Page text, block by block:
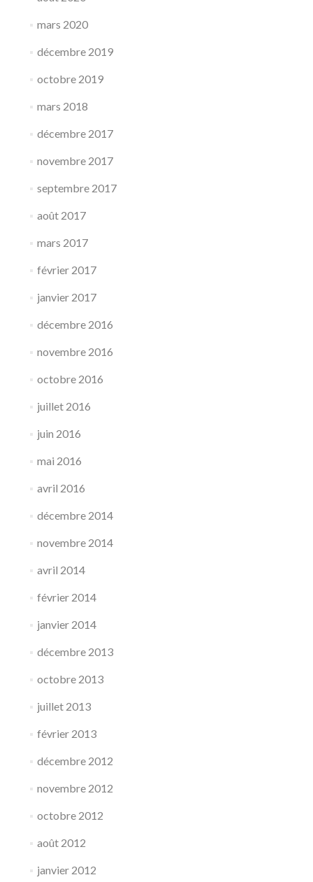
mars 2020
décembre 2019
octobre 2019
mars 2018
décembre 2017
novembre 2017
septembre 2017
août 2017
mars 2017
février 2017
janvier 2017
décembre 2016
novembre 2016
octobre 2016
juillet 2016
juin 2016
mai 2016
avril 2016
décembre 2014
novembre 2014
avril 2014
février 2014
janvier 2014
décembre 2013
octobre 2013
juillet 2013
février 2013
décembre 2012
novembre 2012
octobre 2012
août 2012
janvier 2012